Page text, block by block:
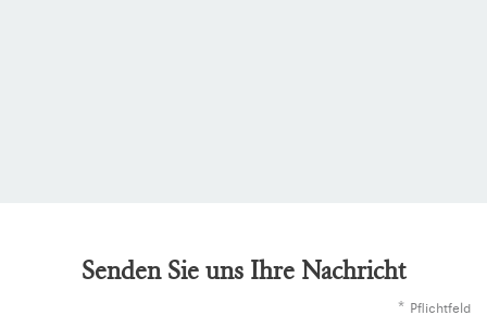
Senden Sie uns Ihre Nachricht
* Pflichtfeld